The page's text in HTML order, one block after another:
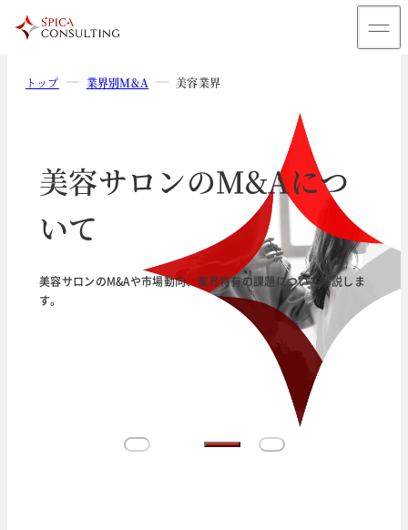
トップ 業界別M&A 美容業界
美容サロンのM&Aにつ
いて
美容サロンのM&Aや市場動向、業界特有の課題について解説しま
す。